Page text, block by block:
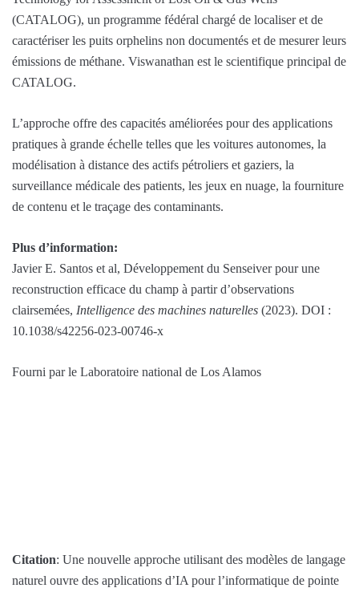
(CATALOG), un programme fédéral chargé de localiser et de
caractériser les puits orphelins non documentés et de mesurer leurs
émissions de méthane. Viswanathan est le scientifique principal de
CATALOG.
L’approche offre des capacités améliorées pour des applications
pratiques à grande échelle telles que les voitures autonomes, la
modélisation à distance des actifs pétroliers et gaziers, la
surveillance médicale des patients, les jeux en nuage, la fourniture
de contenu et le traçage des contaminants.
Plus d’information:
Javier E. Santos et al, Développement du Senseiver pour une
reconstruction efficace du champ à partir d’observations
clairsemées, Intelligence des machines naturelles (2023). DOI :
10.1038/s42256-023-00746-x
Fourni par le Laboratoire national de Los Alamos
Citation: Une nouvelle approche utilisant des modèles de langage
naturel ouvre des applications d’IA pour l’informatique de pointe